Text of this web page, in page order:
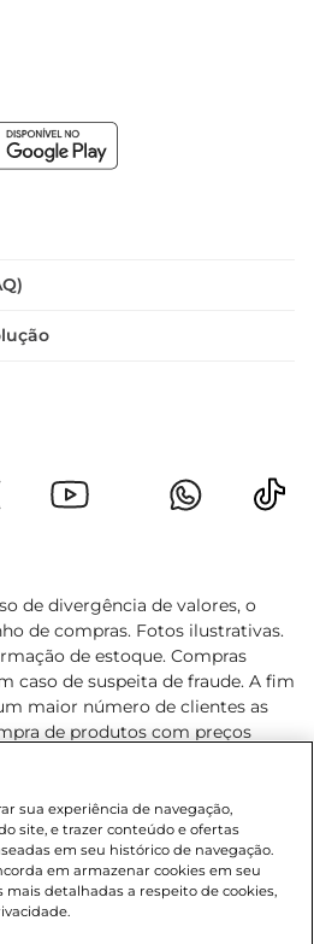
de divergência de valores, o
de compras. Fotos ilustrativas.
de estoque. Compras
caso de suspeita de fraude. A fim
maior número de clientes as
de produtos com preços
e condições são exclusivos para
o dia de hoje, podendo
notificação. Proibida a venda
menores de 18 anos, conforme
II (Estatuto da Criança e do
exclusivos para o
sua experiência de navegação,
site, e trazer conteúdo e ofertas
em seu histórico de navegação.
em armazenar cookies em seu
mais detalhadas a respeito de cookies,